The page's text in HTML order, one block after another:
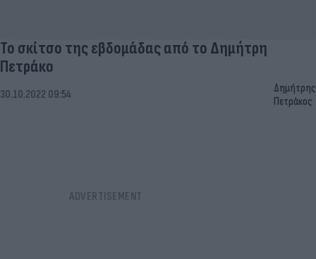
Το σκίτσο της εβδομάδας από το Δημήτρη
Πετράκο
30.10.2022 09:54
Δημήτρης
Πετράκος